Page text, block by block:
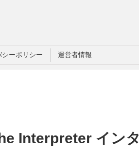
シーポリシー 運営者情報
Interpreter インタ